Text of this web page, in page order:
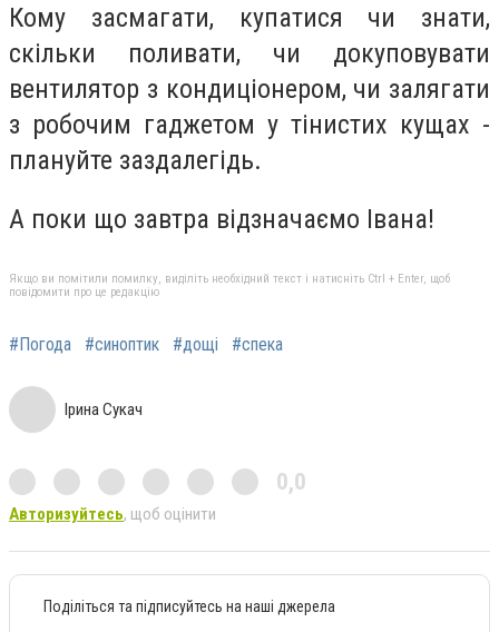
Кому засмагати, купатися чи знати,
скільки поливати, чи докуповувати
вентилятор з кондиціонером, чи залягати
з робочим гаджетом у тінистих кущах -
плануйте заздалегідь.
А поки що завтра відзначаємо Івана!
Якщо ви помітили помилку, виділіть необхідний текст і натисніть Ctrl + Enter, щоб
повідомити про це редакцію
#Погода #синоптик #дощі #спека
Ірина Сукач
0,0
Авторизуйтесь, щоб оцінити
Поділіться та підписуйтесь на наші джерела